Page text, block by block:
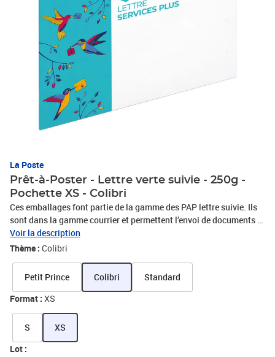
La Poste
Prêt-à-Poster - Lettre verte suivie - 250g -
Pochette XS - Colibri
Ces emballages font partie de la gamme des PAP lettre suivie. Ils
sont dans la gamme courrier et permettent l’envoi de documents et
petites marchandises dans des emballages carton avec soufflet
jusqu’à 3 centimètres d’épaisseur. Ils empruntent le circuit
suivi à la distribution (information de la date de distribution en
boite aux lettres du destinataire sur laposte.fr). L’emballage en
carton permet une bonne rigidité de l’emballage et une bonne
protection de la marchandise. Ces nouveaux produits présentent
de nombreux avantages pour le client : Simplicité d’utilisation de
emballage et service de suivi compris Un emballage solide et
Voir la description
Thème : Colibri
Petit Prince Colibri
Standard
Format : XS
S
XS
Lot :